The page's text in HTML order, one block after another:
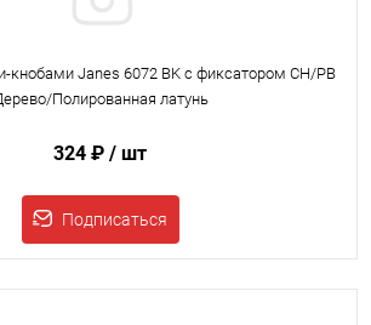
кнобами Janes 6072 BK с фиксатором CH/PB
Полированная латунь
324 ₽ / шт
Подписаться